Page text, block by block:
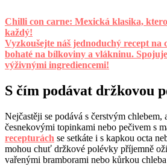
Chilli con carne: Mexická klasika,
každý!
Vyzkoušejte náš jednoduchý recept na
bohaté na bílkoviny a vlákninu.
výživnými ingrediencemi!
S čím podávat držkovou
Nejčastěji se podává s čerstvým chlebem,
česnekovými topinkami nebo pečivem s
recepturách se setkáte i s kapkou octa
mohou chuť držkové polévky příjemně
vařenými bramborami nebo kůrkou